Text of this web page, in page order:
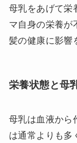
母乳をあげて栄
マ自身の栄養が
髪の健康に影響
栄養状態と母
母乳は血液から
は通常よりも多